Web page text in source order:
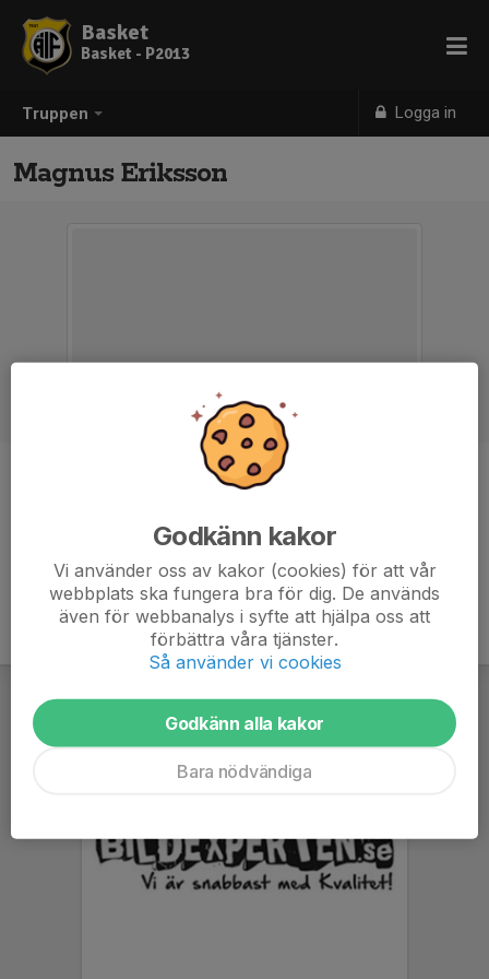
Truppen Logga in
Basket
Basket - P2013
Magnus Eriksson
Tränare
Godkänn kakor
Vi använder oss av kakor (cookies) för att vår
webbplats ska fungera bra för dig. De används
även för webbanalys i syfte att hjälpa oss att
förbättra våra tjänster.
Så använder vi cookies
Godkänn alla kakor
Bara nödvändiga